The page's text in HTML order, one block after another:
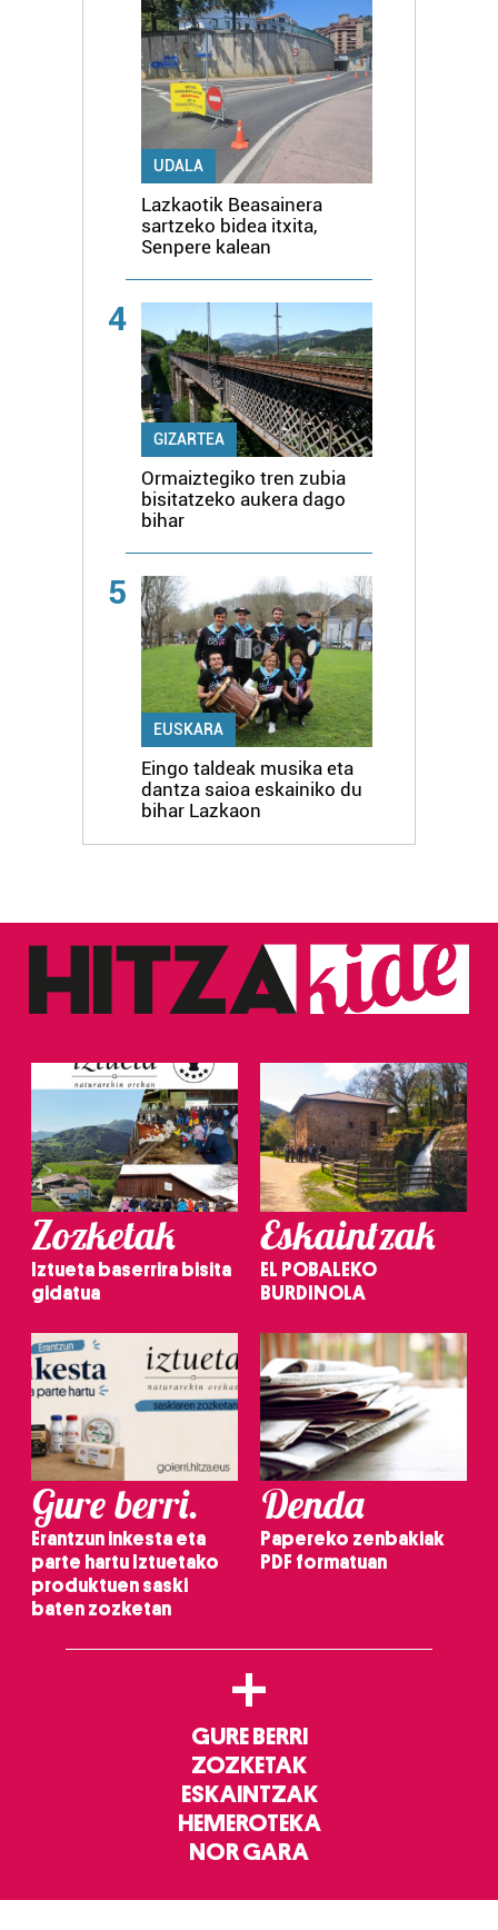
UDALA
Lazkaotik Beasainera
sartzeko bidea itxita,
Senpere kalean
4
GIZARTEA
Ormaiztegiko tren zubia
bisitatzeko aukera dago
bihar
5
EUSKARA
Eingo taldeak musika eta
dantza saioa eskainiko du
bihar Lazkaon
Zozketak
Iztueta baserrira bisita
gidatua
Eskaintzak
EL POBALEKO
BURDINOLA
Gure berri.
Erantzun inkesta eta
parte hartu Iztuetako
produktuen saski
baten zozketan
Denda
Papereko zenbakiak
PDF formatuan
+
GURE BERRI
ZOZKETAK
ESKAINTZAK
HEMEROTEKA
NOR GARA